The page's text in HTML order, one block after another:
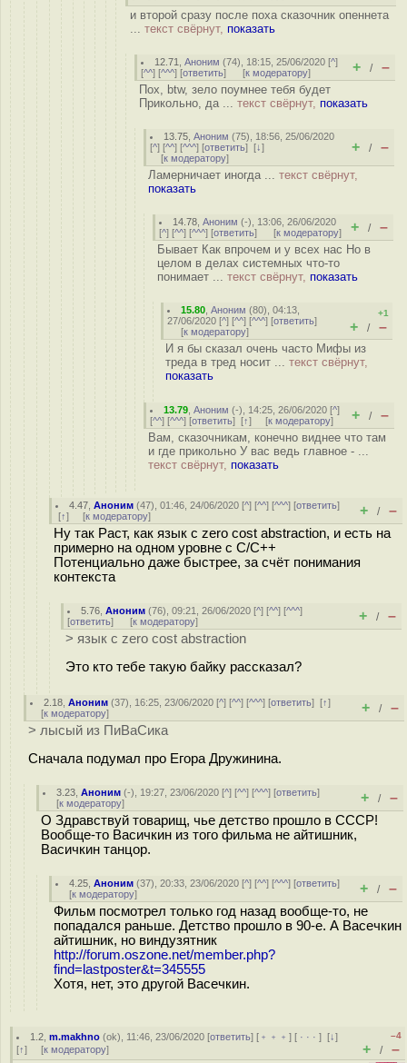
и второй сразу после поха сказочник опеннета
... текст свёрнут, показать
12.71 ,Аноним (74), 18:15, 25/06/2020 [^]
[^^] [^^^] [ответить] [к модератору] + / –
Пох, btw, зело поумнее тебя будет
Прикольно, да ... текст свёрнут, показать
13.75 ,Аноним (75), 18:56, 25/06/2020
[^] [^^] [^^^] [ответить] [↓]
[к модератору]
+ / –
Ламерничает иногда ... текст свёрнут,
показать
14.78 ,Аноним (-), 13:06, 26/06/2020
[^] [^^] [^^^] [ответить] [к модератору] + / –
Бывает Как впрочем и у всех нас Но в
целом в делах системных что-то
понимает ... текст свёрнут, показать
15.80 ,Аноним (80), 04:13,
27/06/2020 [^] [^^] [^^^] [ответить]
[к модератору]
+1
+ / –
И я бы сказал очень часто Мифы из
треда в тред носит ... текст свёрнут,
показать
13.79 ,Аноним (-), 14:25, 26/06/2020 [^]
[^^] [^^^] [ответить] [↑] [к модератору] + / –
Вам, сказочникам, конечно виднее что там
и где прикольно У вас ведь главное - ...
текст свёрнут, показать
4.47 ,Аноним (47), 01:46, 24/06/2020 [^] [^^] [^^^] [ответить]
[↑] [к модератору] + / –
Ну так Раст, как язык с zero cost abstraction, и есть на
примерно на одном уровне с C/C++
Потенциально даже быстрее, за счёт понимания
контекста
5.76 ,Аноним (76), 09:21, 26/06/2020 [^] [^^] [^^^]
[ответить] [к модератору] + / –
> язык с zero cost abstraction
Это кто тебе такую байку рассказал?
2.18 ,Аноним (37), 16:25, 23/06/2020 [^] [^^] [^^^] [ответить][↑]
[к модератору] + / –
> лысый из ПиВаСика
Сначала подумал про Егора Дружинина.
3.23 ,Аноним (-), 19:27, 23/06/2020 [^] [^^] [^^^] [ответить]
[к модератору] + / –
О Здравствуй товарищ, чье детство прошло в СССР!
Вообще-то Васичкин из того фильма не айтишник,
Васичкин танцор.
4.25 ,Аноним (37), 20:33, 23/06/2020 [^] [^^] [^^^] [ответить]
[к модератору] + / –
Фильм посмотрел только год назад вообще-то, не
попадался раньше. Детство прошло в 90-е. А Васечкин
айтишник, но виндузятник
http://forum.oszone.net/member.php?
find=lastposter&t=345555
Хотя, нет, это другой Васечкин.
1.2 ,m.makhno (ok), 11:46, 23/06/2020 [ответить] [ ﹢﹢﹢] [ · · ·][↓]
[↑] [к модератору]
–4
+ / –